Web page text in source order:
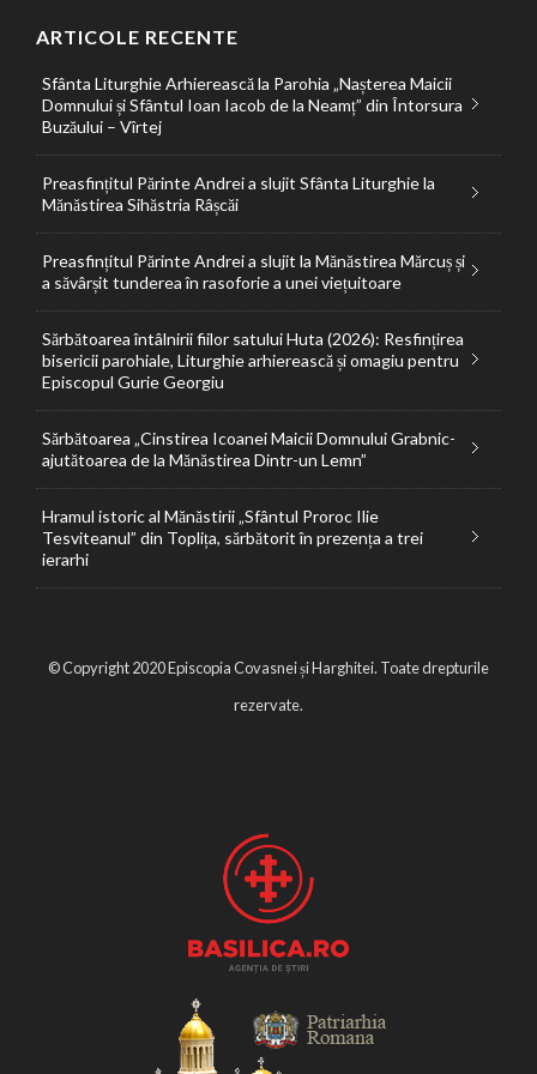
ARTICOLE RECENTE
Sfânta Liturghie Arhierească la Parohia „Nașterea Maicii
Domnului și Sfântul Ioan Iacob de la Neamț” din Întorsura
Buzăului – Vîrtej
Preasfințitul Părinte Andrei a slujit Sfânta Liturghie la
Mănăstirea Sihăstria Râșcăi
Preasfințitul Părinte Andrei a slujit la Mănăstirea Mărcuș și
a săvârșit tunderea în rasoforie a unei viețuitoare
Sărbătoarea întâlnirii fiilor satului Huta (2026): Resfințirea
bisericii parohiale, Liturghie arhierească și omagiu pentru
Episcopul Gurie Georgiu
Sărbătoarea „Cinstirea Icoanei Maicii Domnului Grabnic-
ajutătoarea de la Mănăstirea Dintr-un Lemn”
Hramul istoric al Mănăstirii „Sfântul Proroc Ilie
Tesviteanul” din Toplița, sărbătorit în prezența a trei
ierarhi
© Copyright 2020 Episcopia Covasnei și Harghitei. Toate drepturile
rezervate.